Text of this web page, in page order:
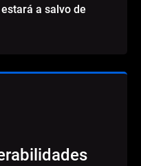
a salvo de